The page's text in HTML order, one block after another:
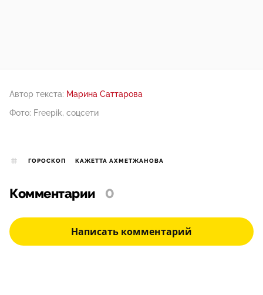
Автор текста: Марина Саттарова
Фото: Freepik, соцсети
ГОРОСКОП КАЖЕТТА АХМЕТЖАНОВА
Комментарии 0
Написать комментарий